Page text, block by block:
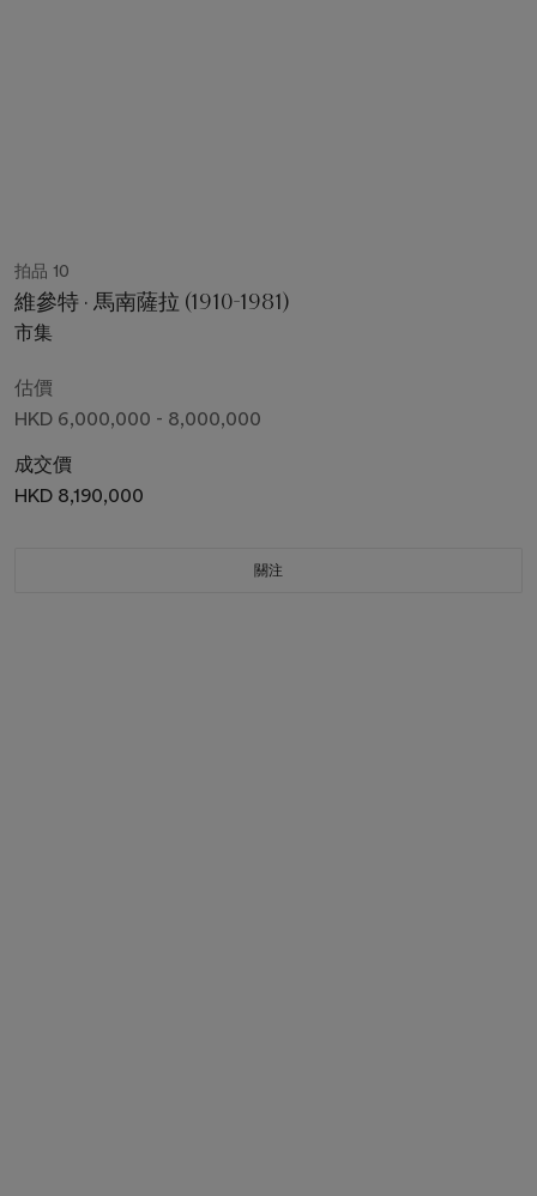
拍品 10
維參特 · 馬南薩拉 (1910-1981)
市集
估價
HKD 6,000,000 - 8,000,000
成交價
HKD 8,190,000
關注